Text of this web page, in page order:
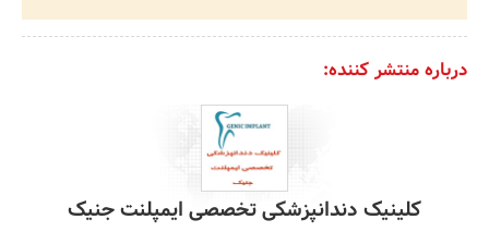
درباره منتشر کننده:
کلینیک دندانپزشکی تخصصی ایمپلنت جنیک